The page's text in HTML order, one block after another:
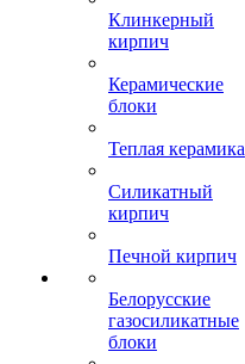
Клинкерный
кирпич
Керамические
блоки
Теплая керамика
Силикатный
кирпич
Печной кирпич
Белорусские
газосиликатные
блоки